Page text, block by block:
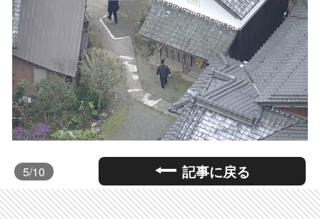
5/10 記事に戻る